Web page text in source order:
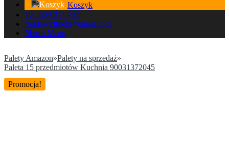
Koszyk
Tel. 609-311-734
fhudawidfilek@gmail.com
Menu Menu
Palety Amazon»Palety na sprzedaż»
Paleta 15 przedmiotów Kuchnia 90031372045
Promocja!